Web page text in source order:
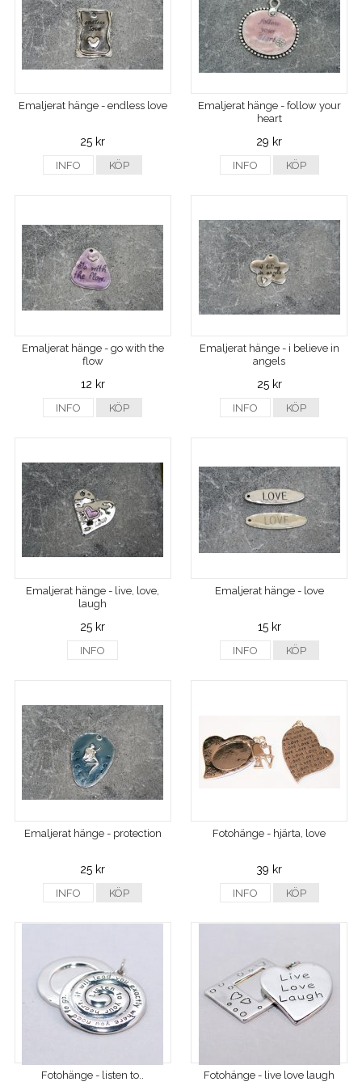
Emaljerat hänge - endless love
25 kr
INFO KÖP
Emaljerat hänge - follow your
heart
29 kr
INFO KÖP
Emaljerat hänge - go with the
flow
12 kr
INFO KÖP
Emaljerat hänge - i believe in
angels
25 kr
INFO KÖP
Emaljerat hänge - live, love,
laugh
25 kr
INFO
Emaljerat hänge - love
15 kr
INFO KÖP
Emaljerat hänge - protection
25 kr
INFO KÖP
Fotohänge - hjärta, love
39 kr
INFO KÖP
Fotohänge - listen to.. Fotohänge - live love laugh